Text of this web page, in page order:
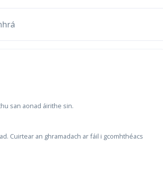
san aonad áirithe sin.
Cuirtear an ghramadach ar fáil i gcomhthéacs